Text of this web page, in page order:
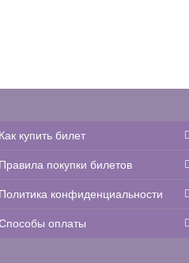
Как купить билет
Правила покупки билетов
Политика конфиденциальности
оплаты